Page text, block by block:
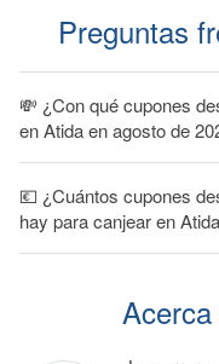
Preguntas
💸 ¿Con qué cupones
en Atida en agosto de
💶 ¿Cuántos cupones
hay para canjear en